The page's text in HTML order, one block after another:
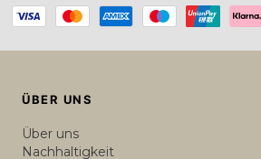
Payment
methods
ÜBER UNS
Über uns
Nachhaltigkeit